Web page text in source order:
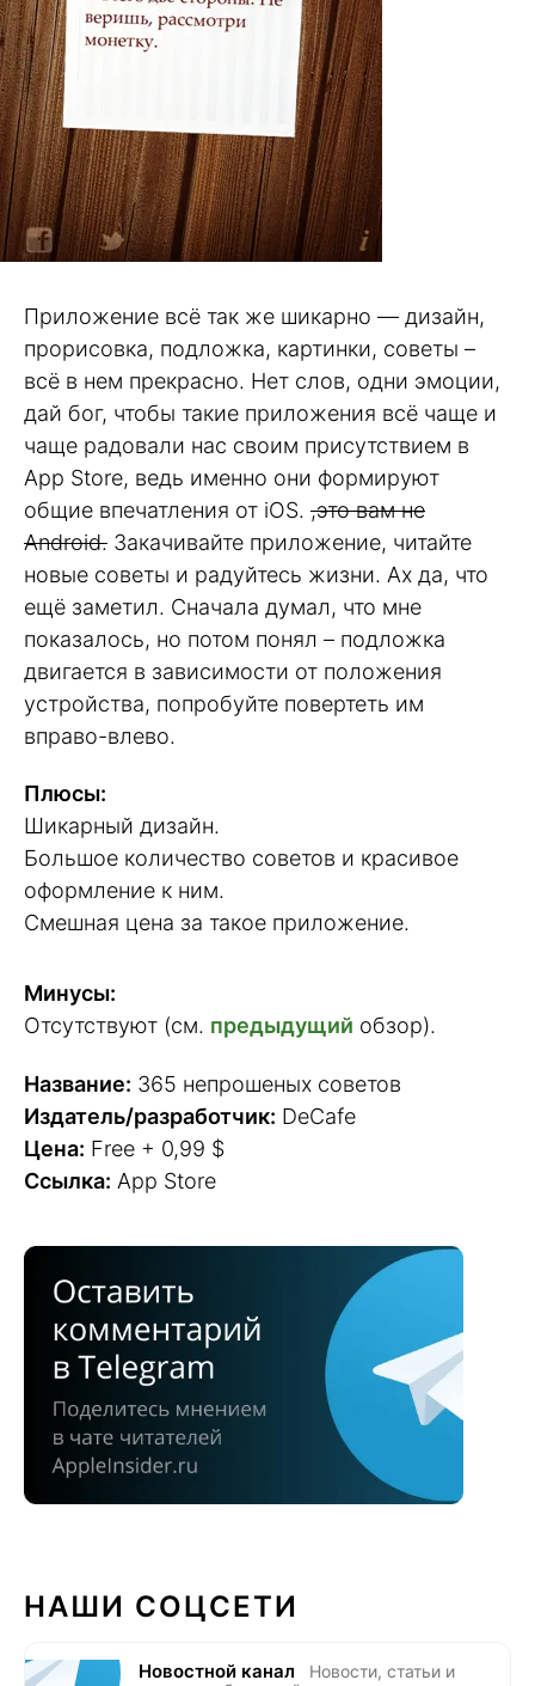
Приложение всё так же шикарно — дизайн,
прорисовка, подложка, картинки, советы –
всё в нем прекрасно. Нет слов, одни эмоции,
дай бог, чтобы такие приложения всё чаще и
чаще радовали нас своим присутствием в
App Store, ведь именно они формируют
общие впечатления от iOS. ,это вам не
Android. Закачивайте приложение, читайте
новые советы и радуйтесь жизни. Ах да, что
ещё заметил. Сначала думал, что мне
показалось, но потом понял – подложка
двигается в зависимости от положения
устройства, попробуйте повертеть им
вправо-влево.
Плюсы:
Шикарный дизайн.
Большое количество советов и красивое
оформление к ним.
Смешная цена за такое приложение.
Минусы:
Отсутствуют (см. предыдущий обзор).
Название: 365 непрошеных советов
Издатель/разработчик: DeCafe
Цена: Free + 0,99 $
Ссылка: App Store
НАШИ СОЦСЕТИ
Новостной канал
Новости, статьи и